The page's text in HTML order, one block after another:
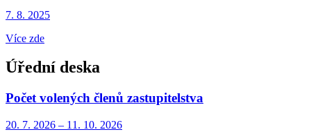
7. 8. 2025
Více zde
Úřední deska
Počet volených členů zastupitelstva
20. 7. 2026 – 11. 10. 2026